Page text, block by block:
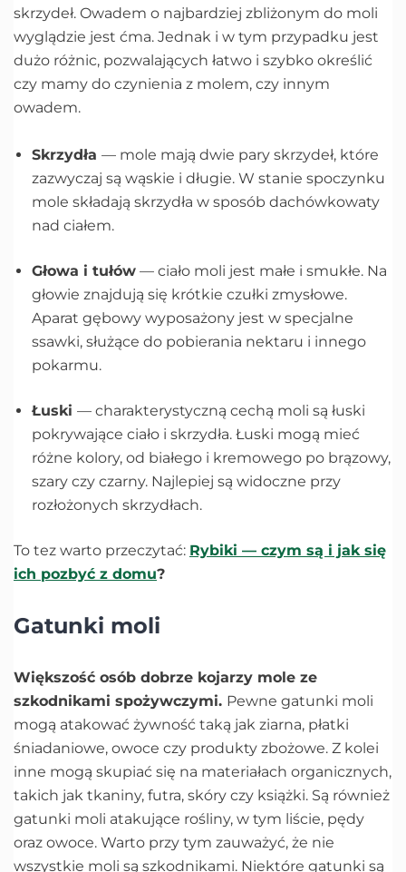
skrzydeł. Owadem o najbardziej zbliżonym do moli
wyglądzie jest ćma. Jednak i w tym przypadku jest
dużo różnic, pozwalających łatwo i szybko określić
czy mamy do czynienia z molem, czy innym
owadem.
Skrzydła — mole mają dwie pary skrzydeł, które
zazwyczaj są wąskie i długie. W stanie spoczynku
mole składają skrzydła w sposób dachówkowaty
nad ciałem.
Głowa i tułów — ciało moli jest małe i smukłe. Na
głowie znajdują się krótkie czułki zmysłowe.
Aparat gębowy wyposażony jest w specjalne
ssawki, służące do pobierania nektaru i innego
pokarmu.
Łuski — charakterystyczną cechą moli są łuski
pokrywające ciało i skrzydła. Łuski mogą mieć
różne kolory, od białego i kremowego po brązowy,
szary czy czarny. Najlepiej są widoczne przy
rozłożonych skrzydłach.
To tez warto przeczytać: Rybiki — czym są i jak się
ich pozbyć z domu?
Gatunki moli
Większość osób dobrze kojarzy mole ze
szkodnikami spożywczymi. Pewne gatunki moli
mogą atakować żywność taką jak ziarna, płatki
śniadaniowe, owoce czy produkty zbożowe. Z kolei
inne mogą skupiać się na materiałach organicznych,
takich jak tkaniny, futra, skóry czy książki. Są również
gatunki moli atakujące rośliny, w tym liście, pędy
oraz owoce. Warto przy tym zauważyć, że nie
wszystkie moli są szkodnikami. Niektóre gatunki są